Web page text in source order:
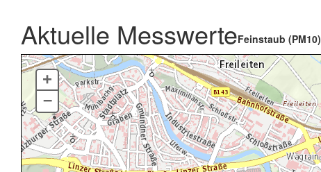
Aktuelle MesswerteFeinstaub (PM10)
+
–